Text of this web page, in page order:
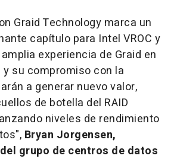
Graid Technology marca un
capítulo para Intel VROC y
experiencia de Graid en
y su compromiso con la
a generar nuevo valor,
de botella del RAID
niveles de rendimiento
Bryan Jorgensen,
grupo de centros de datos